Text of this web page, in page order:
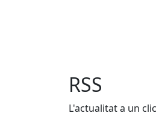
RSS
L'actualitat a un clic